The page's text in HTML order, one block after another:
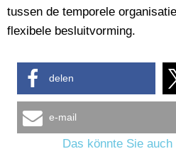
tussen de temporele
flexibele besluitvorming.
delen
e-mail
Das könnte Sie